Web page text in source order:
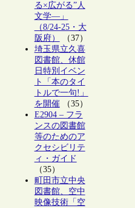
る×広がる”人
文学―」
（8/24-25・大
阪府）
（37）
埼玉県立久喜
図書館、休館
日特別イベン
ト「本のタイ
トルで一句!」
を開催（35）
E2904 – フラ
ンスの図書館
等のためのア
クセシビリテ
ィ・ガイド
（35）
町田市立中央
図書館、空中
映像技術「空